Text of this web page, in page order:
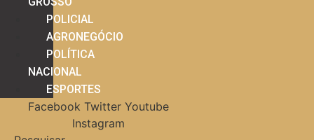
POLICIAL
AGRONEGÓCIO
POLÍTICA
NACIONAL
ESPORTES
Facebook Twitter Youtube
Instagram